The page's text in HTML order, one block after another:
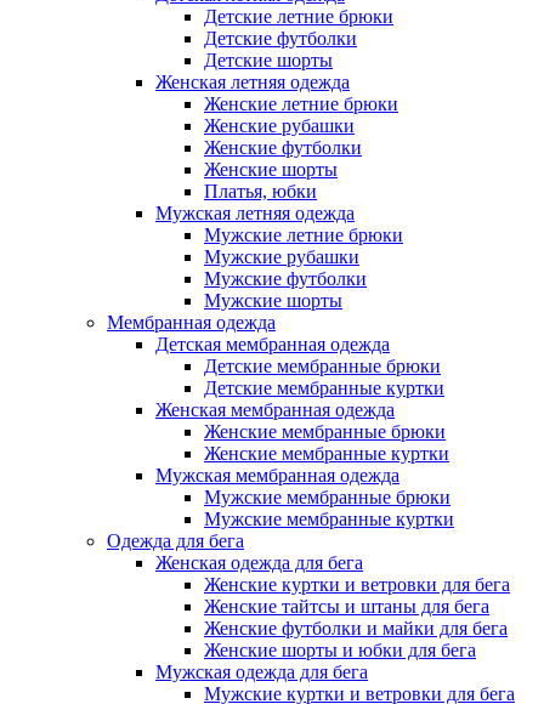
Детские летние брюки
Детские футболки
Детские шорты
Женская летняя одежда
Женские летние брюки
Женские рубашки
Женские футболки
Женские шорты
Платья, юбки
Мужская летняя одежда
Мужские летние брюки
Мужские рубашки
Мужские футболки
Мужские шорты
Мембранная одежда
Детская мембранная одежда
Детские мембранные брюки
Детские мембранные куртки
Женская мембранная одежда
Женские мембранные брюки
Женские мембранные куртки
Мужская мембранная одежда
Мужские мембранные брюки
Мужские мембранные куртки
Одежда для бега
Женская одежда для бега
Женские куртки и ветровки для бега
Женские тайтсы и штаны для бега
Женские футболки и майки для бега
Женские шорты и юбки для бега
Мужская одежда для бега
Мужские куртки и ветровки для бега